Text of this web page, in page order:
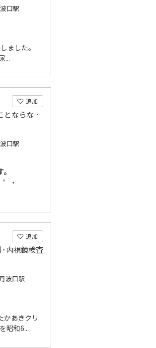
口駅
ました。
...
追加
お子さんからお年寄りまで、みみ・はな・のどに関することならなんでも誠実に対応します。
口駅
・
追加
内視鏡検査
波口駅
かあきクリ
昭和6...